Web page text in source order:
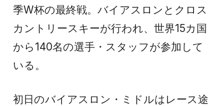
季W杯の最終戦。バイアスロンとクロス
カントリースキーが行われ、世界15カ国
から140名の選手・スタッフが参加して
いる。
初日のバイアスロン・ミドルはレース途